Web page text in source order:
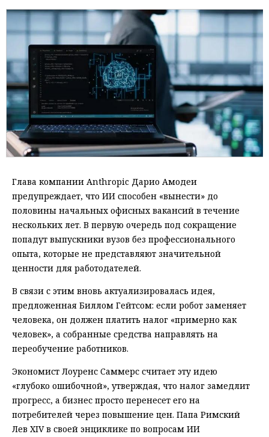
Глава компании Anthropic Дарио Амодеи
предупреждает, что ИИ способен «вынести» до
половины начальных офисных вакансий в течение
нескольких лет. В первую очередь под сокращение
попадут выпускники вузов без профессионального
опыта, которые не представляют значительной
ценности для работодателей.
В связи с этим вновь актуализировалась идея,
предложенная Биллом Гейтсом: если робот заменяет
человека, он должен платить налог «примерно как
человек», а собранные средства направлять на
переобучение работников.
Экономист Лоуренс Саммерс считает эту идею
«глубоко ошибочной», утверждая, что налог замедлит
прогресс, а бизнес просто перенесет его на
потребителей через повышение цен. Папа Римский
Лев XIV в своей энциклике по вопросам ИИ